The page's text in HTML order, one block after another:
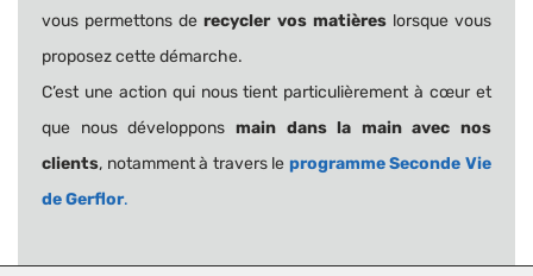
vous permettons derecycler vos matièreslorsque vous
proposez cette démarche.
C’est une action qui nous tient particulièrement à cœur et
que nous développons main dans la main avec nos
clients, notamment à travers le programme Seconde Vie
de Gerflor.